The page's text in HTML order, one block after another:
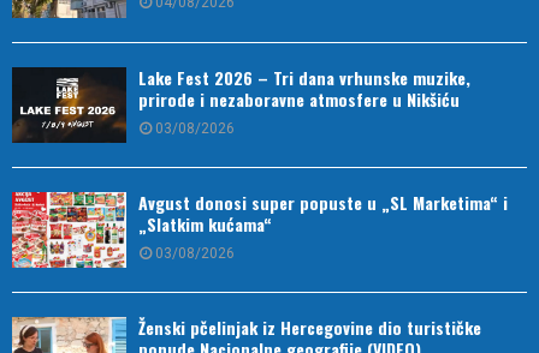
Lake Fest 2026 – Tri dana vrhunske muzike,
prirode i nezaboravne atmosfere u Nikšiću
03/08/2026
Avgust donosi super popuste u „SL Marketima“ i
„Slatkim kućama“
03/08/2026
Ženski pčelinjak iz Hercegovine dio turističke